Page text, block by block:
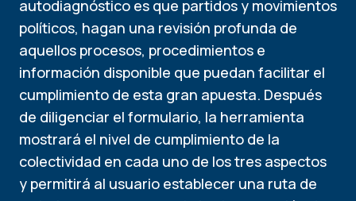
autodiagnóstico es que partidos y movimientos
políticos, hagan una revisión profunda de
aquellos procesos, procedimientos e
información disponible que puedan facilitar el
cumplimiento de esta gran apuesta. Después
de diligenciar el formulario, la herramienta
mostrará el nivel de cumplimiento de la
colectividad en cada uno de los tres aspectos
y permitirá al usuario establecer una ruta de